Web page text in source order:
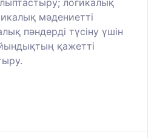
мәдениетті
пәндерді түсіну үшін
қажетті